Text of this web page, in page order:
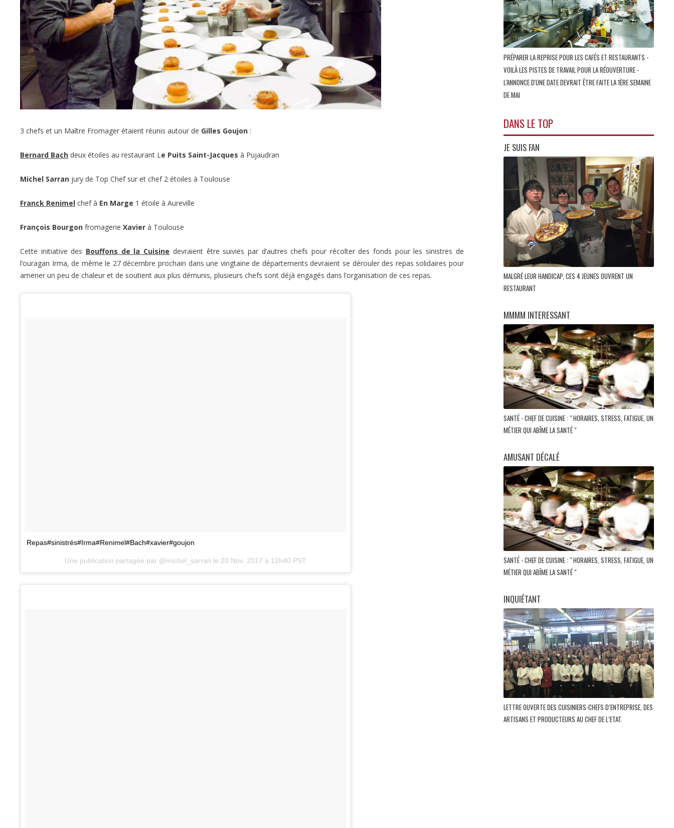
3 chefs et un Maître Fromager étaient réunis autour de Gilles Goujon :
Bernard Bach deux étoiles au restaurant Le Puits Saint-Jacques à Pujaudran
Michel Sarran jury de Top Chef sur et chef 2 étoiles à Toulouse
Franck Renimel chef à En Marge 1 étoile à Aureville
François Bourgon fromagerie Xavier à Toulouse
Cette initiative des Bouffons de la Cuisine devraient être suivies par d’autres chefs pour récolter des fonds pour les sinistres de
l’ouragan Irma, de même le 27 décembre prochain dans une vingtaine de départements devraient se dérouler des repas solidaires pour
amener un peu de chaleur et de soutient aux plus démunis, plusieurs chefs sont déjà engagés dans l’organisation de ces repas.
Repas#sinistrés#Irma#Renimel#Bach#xavier#goujon
Une publication partagée par @michel_sarran le 20 Nov. 2017 à 12h40 PST
PRÉPARER LA REPRISE POUR LES CAFÉS ET RESTAURANTS -
VOILÀ LES PISTES DE TRAVAIL POUR LA RÉOUVERTURE -
L'ANNONCE D'UNE DATE DEVRAIT ÊTRE FAITE LA 1ÈRE SEMAINE
DE MAI
DANS LE TOP
JE SUIS FAN
MALGRÉ LEUR HANDICAP, CES 4 JEUNES OUVRENT UN
RESTAURANT
MMMM INTERESSANT
SANTÉ - CHEF DE CUISINE : " HORAIRES, STRESS, FATIGUE, UN
MÉTIER QUI ABÎME LA SANTÉ "
AMUSANT DÉCALÉ
SANTÉ - CHEF DE CUISINE : " HORAIRES, STRESS, FATIGUE, UN
MÉTIER QUI ABÎME LA SANTÉ "
INQUIÉTANT
LETTRE OUVERTE DES CUISINIERS-CHEFS D’ENTREPRISE, DES
ARTISANS ET PRODUCTEURS AU CHEF DE L’ETAT.